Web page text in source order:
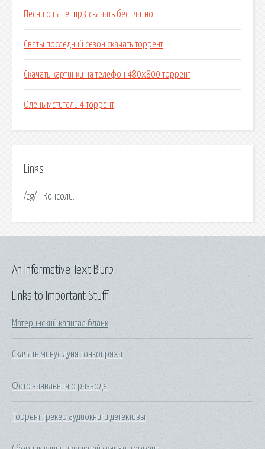
Песни о папе mp3 скачать бесплатно
Сваты последний сезон скачать торрент
Скачать картинки на телефон 480х800 торрент
Олень мститель 4 торрент
Links
/cg/ - Консоли.
Links to Important Stuff
Материнский капитал бланк
Скачать минус дуня тонкопряха
Фото заявления о разводе
Торрент трекер аудиокниги детективы
An Informative Text Blurb